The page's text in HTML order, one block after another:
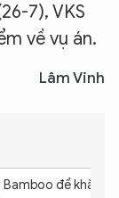
7), VKS
về vụ án.
Lâm Vinh
để khắc